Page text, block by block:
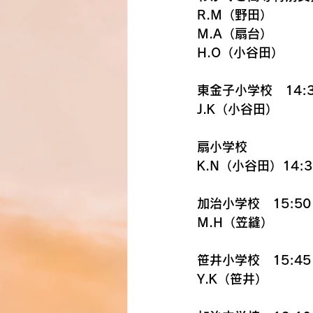
R.M（野田）
M.A（扇台）
H.O（小谷田）
東金子小学校　
J.K（小谷田）
扇小学校
K.N（小谷田）
加治小学校　15:50
M.H（笠縫）
笹井小学校　15:45
Y.K（笹井）